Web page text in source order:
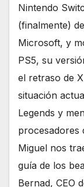
Nintendo
(finalmente)
Microsoft, y
PS5, su
el retraso de
situación
Legends y
procesadores
Miguel nos
guía de los
Bernad, CEO